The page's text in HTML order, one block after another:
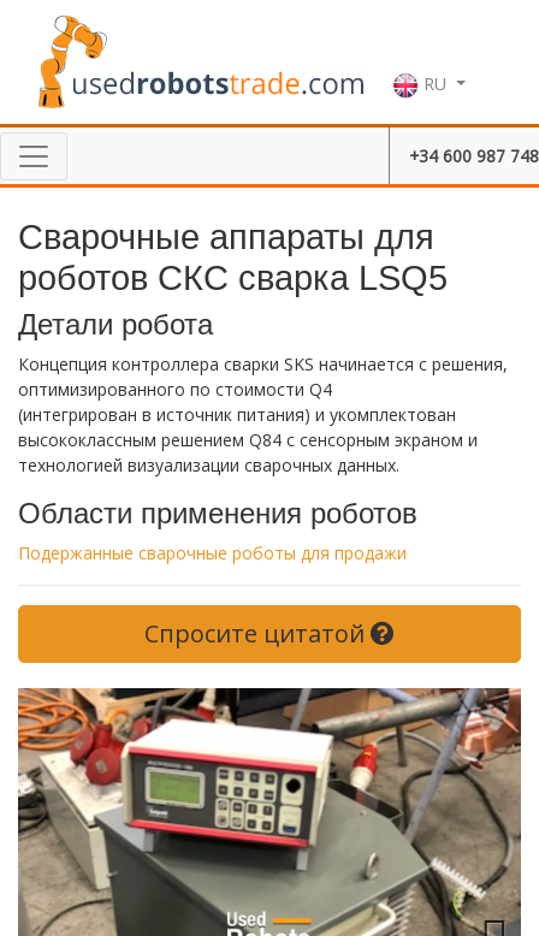
RU
+34 600 987 748
Сварочные аппараты для
роботов СКС сварка LSQ5
Детали робота
Концепция контроллера сварки SKS начинается с решения,
оптимизированного по стоимости Q4
(интегрирован в источник питания) и укомплектован
высококлассным решением Q84 с сенсорным экраном и
технологией визуализации сварочных данных.
Области применения роботов
Подержанные сварочные роботы для продажи
Спросите цитатой